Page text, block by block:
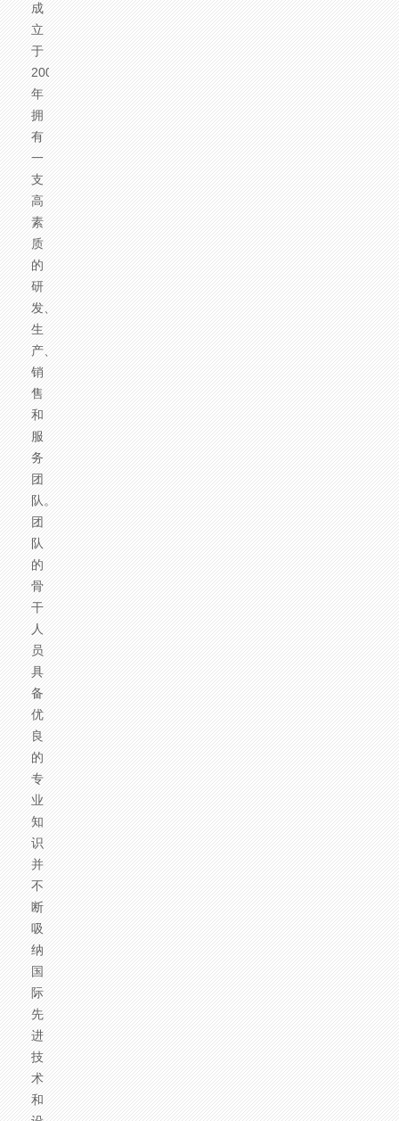
成
立
于
2004
年，
拥
有
一
支
高
素
质
的
研
发、
生
产、
销
售
和
服
务
团
队。
团
队
的
骨
干
人
员
具
备
优
良
的
专
业
知
识，
并
不
断
吸
纳
国
际
先
进
技
术
和